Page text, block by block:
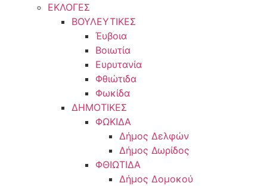
ΕΚΛΟΓΕΣ
ΒΟΥΛΕΥΤΙΚΕΣ
Έυβοια
Βοιωτία
Ευρυτανία
Φθιώτιδα
Φωκίδα
ΔΗΜΟΤΙΚΕΣ
ΦΩΚΙΔΑ
Δήμος Δελφών
Δήμος Δωρίδος
ΦΘΙΩΤΙΔΑ
Δήμος Δομοκού